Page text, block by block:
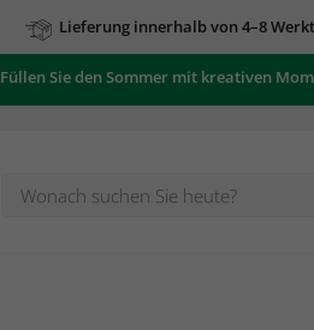
Lieferung innerhalb von 4–8
Füllen Sie den Sommer mit kreativen